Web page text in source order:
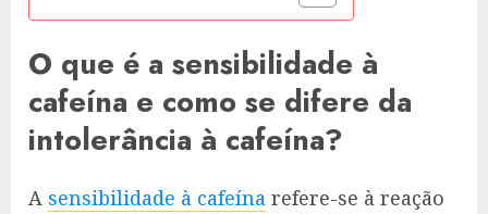
O que é a sensibilidade à
cafeína e como se difere da
intolerância à cafeína?
A sensibilidade à cafeína refere-se à reação